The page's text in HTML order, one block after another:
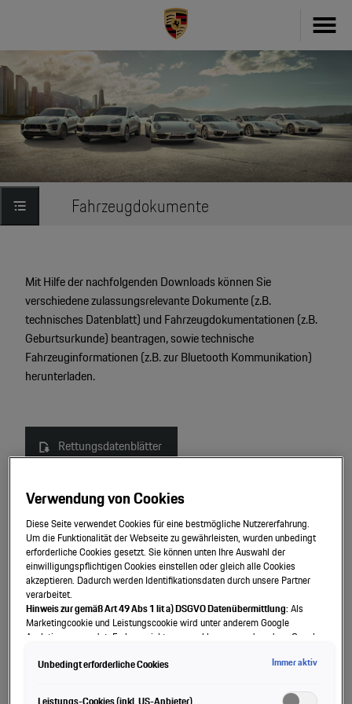
Fahrzeug konfigurieren
718
911
Taycan
Panamera
Cayenne
Neu- & Gebrauchtwagen
Motorsport & Events
Unternehmen
Mein Porsche Account
Zubehör
Zubehör Finder
Driver's Selection Online-Shop
My Porsche
Frag Porsche
Porsche Connect
Newsletter abonnieren
Porsche Gebrauchtwagen
Konfigurator
Car Configurator
Porsche Timepieces
Porsche Poster Designer
Fahrzeugdokumente
Mit Hilfe der nachfolgenden Downloads können Sie
verschiedene zulassungsrelevante Dokumente (z.B.
technisches Datenblatt) und Fahrzeugdokumentationen (z.B.
Geburtsurkunde) beantragen, sowie technische
Fahrzeuginformationen (z.B. zur Bluetooth Kommunikation)
herunterladen.
Rettungsdatenblätter
Rettungsdatenblätter Classic Fahrzeuge
Technisches Datenblatt
Felgen-Tragfähigkeitsbescheinigung
Verwendung von Cookies
Diese Seite verwendet Cookies für eine bestmögliche Nutzererfahrung.
Um die Funktionalität der Webseite zu gewährleisten, wurden unbedingt
erforderliche Cookies gesetzt. Sie können unten Ihre Auswahl der
einwilligungspflichtigen Cookies einstellen oder gleich alle Cookies
akzeptieren. Dadurch werden Identifikationsdaten durch unsere Partner
verarbeitet.
Hinweis zur gemäß Art 49 Abs 1 lit a) DSGVO Datenübermittlung:Als
Marketingcookie und Leistungscookie wird unter anderem Google
Analytics verwendet. Es kann nicht ausgeschlossen werden, dass Google
(insbesondere dort an die Google LLC) weitergibt. In den USA besteht kein
und es fehlt an einem Angemessenheitsbeschluss der Europäischen
Unbedingt erforderliche Cookies Immer aktiv